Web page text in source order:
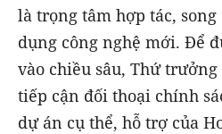
là trọng tâm hợp tác,
dụng công nghệ mới. Để
vào chiều sâu, Thứ
tiếp cận đối thoại chính
dự án cụ thể, hỗ trợ của